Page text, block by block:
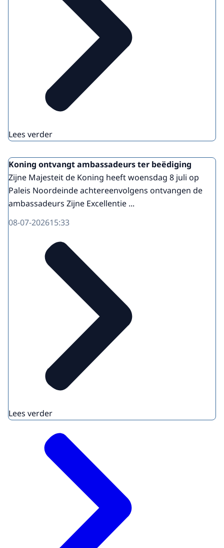
Lees verder
Koning ontvangt ambassadeurs ter beëdiging
Zijne Majesteit de Koning heeft woensdag 8 juli op
Paleis Noordeinde achtereenvolgens ontvangen de
ambassadeurs Zijne Excellentie ...
08-07-202615:33
Lees verder